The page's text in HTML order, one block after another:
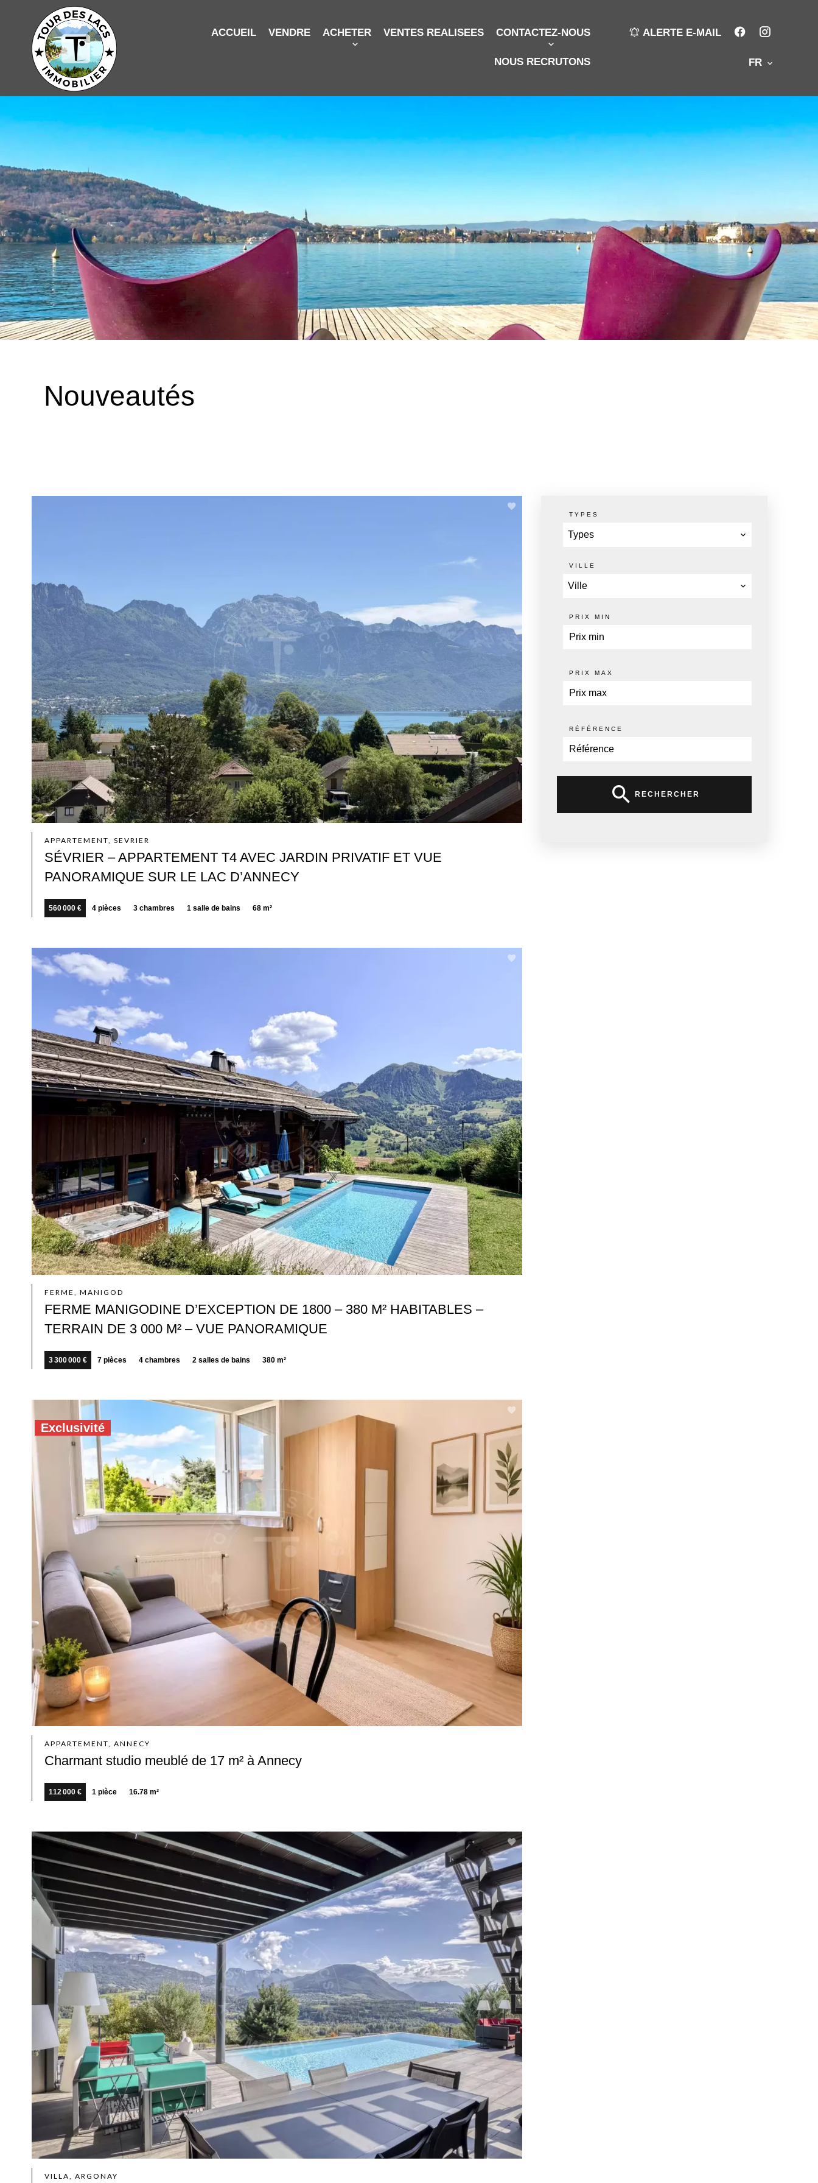
ALERTE E-MAIL
FR
ACCUEIL VENDRE ACHETER VENTES REALISEES CONTACTEZ-NOUS
NOUS RECRUTONS
Nouveautés
APPARTEMENT, SEVRIER
SÉVRIER – APPARTEMENT T4 AVEC JARDIN PRIVATIF ET VUE
PANORAMIQUE SUR LE LAC D’ANNECY
560 000 € 4 pièces 3 chambres 1 salle de bains 68 m²
FERME, MANIGOD
FERME MANIGODINE D’EXCEPTION DE 1800 – 380 M² HABITABLES –
TERRAIN DE 3 000 M² – VUE PANORAMIQUE
3 300 000 € 7 pièces 4 chambres 2 salles de bains 380 m²
APPARTEMENT, ANNECY
Charmant studio meublé de 17 m² à Annecy
112 000 € 1 pièce 16.78 m²
Exclusivité
VILLA, ARGONAY
TYPES
Types
VILLE
Ville
PRIX MIN
PRIX MAX
RÉFÉRENCE
RECHERCHER